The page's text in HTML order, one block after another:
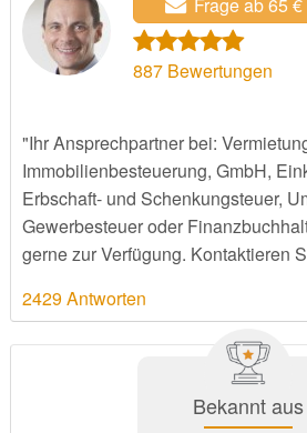
Frage ab 65 €
887Bewertungen
"Ihr Ansprechpartner bei:
Immobilienbesteuerung, GmbH,
Erbschaft- und Schenkungsteuer,
Gewerbesteuer oder
gerne zur Verfügung. Kontaktieren
2429 Antworten
Bekannt aus